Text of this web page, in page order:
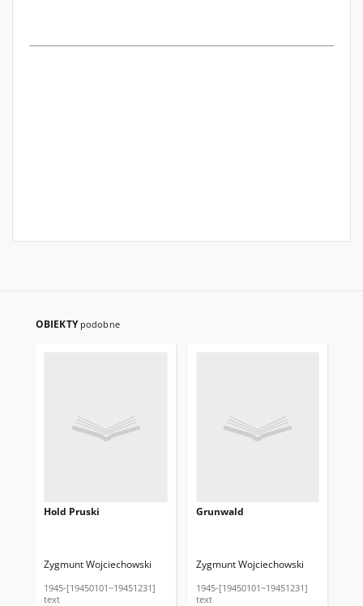
OBIEKTY podobne
Hold Pruski
Zygmunt Wojciechowski
1945-[19450101~19451231]
text
Grunwald
Zygmunt Wojciechowski
1945-[19450101~19451231]
text